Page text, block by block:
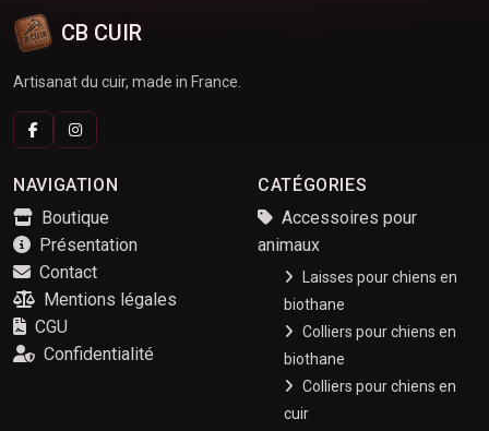
CB CUIR
Artisanat du cuir, made in France.
NAVIGATION
Boutique
Présentation
Contact
Mentions légales
CGU
Confidentialité
CATÉGORIES
Accessoires pour
animaux
Laisses pour chiens en
biothane
Colliers pour chiens en
biothane
Colliers pour chiens en
cuir